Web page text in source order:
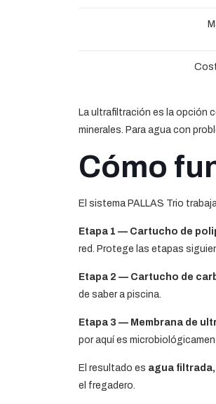
La ultrafiltración es la opción
minerales. Para agua con
Cómo
El sistema PALLAS Trio
Etapa 1 — Cartucho de
red. Protege las etapas
Etapa 2 — Cartucho de
de saber a piscina.
Etapa 3 — Membrana de
por aquí es
El resultado es agua
el fregadero.